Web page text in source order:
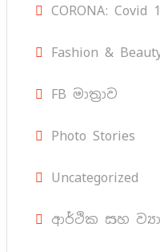
CORONA: Covid
Fashion &
FB මාත්‍රාව
Photo Stories
Uncategorized
ආර්ථික සහ